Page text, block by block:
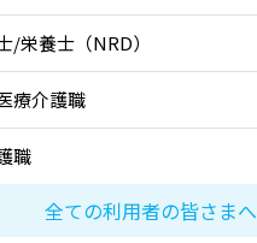
/栄養士（NRD）
療介護職
職
全ての利用者の皆さまへ